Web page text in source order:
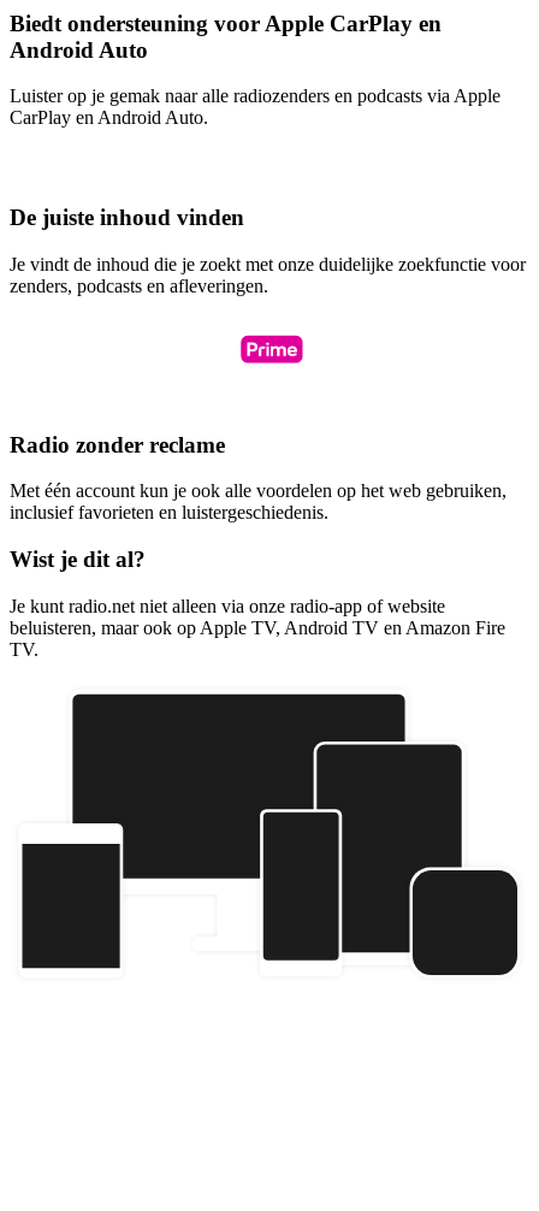
Biedt ondersteuning voor Apple CarPlay en
Android Auto
Luister op je gemak naar alle radiozenders en podcasts via Apple
CarPlay en Android Auto.
De juiste inhoud vinden
Je vindt de inhoud die je zoekt met onze duidelijke zoekfunctie voor
zenders, podcasts en afleveringen.
Radio zonder reclame
Met één account kun je ook alle voordelen op het web gebruiken,
inclusief favorieten en luistergeschiedenis.
Wist je dit al?
Je kunt radio.net niet alleen via onze radio-app of website
beluisteren, maar ook op Apple TV, Android TV en Amazon Fire
TV.